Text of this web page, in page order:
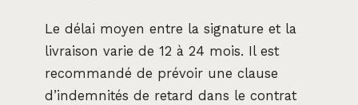
Le délai moyen entre la signature et la
livraison varie de 12 à 24 mois. Il est
recommandé de prévoir une clause
d’indemnités de retard dans le contrat